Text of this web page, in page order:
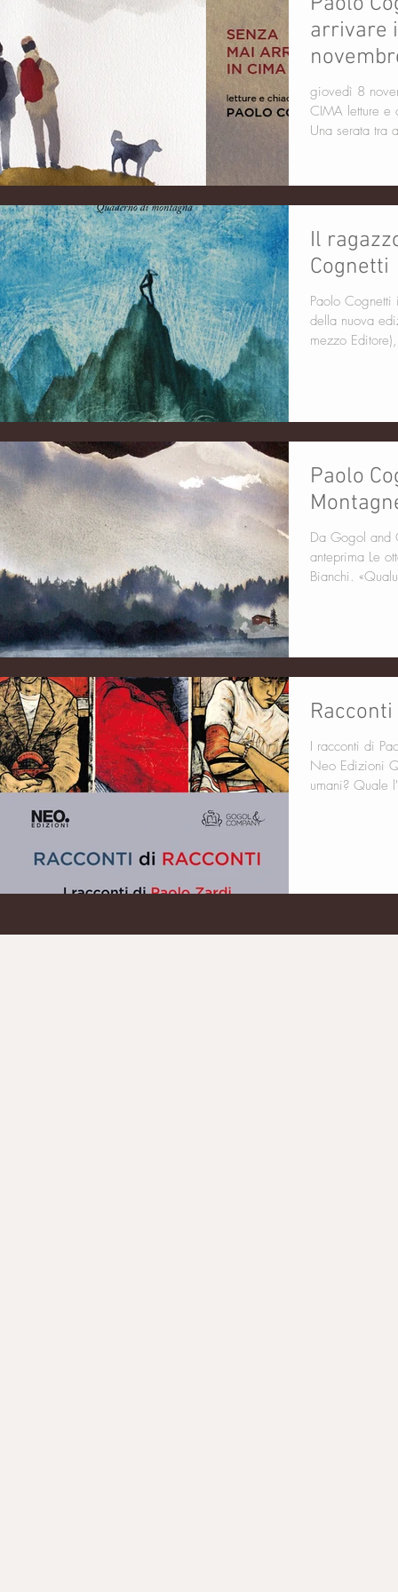
arrivare
giovedì 8 novembre ore 19
CIMA letture e chiacchiere con Paolo Cognetti Einaudi
Una serata
Il
Cognetti
Paolo
della nuova
mezzo
Paolo
Da Gogol and
anteprima Le
Bianchi.
I racconti di
Neo Edizioni Qual è il giorno in cui siamo diventati
umani? Quale